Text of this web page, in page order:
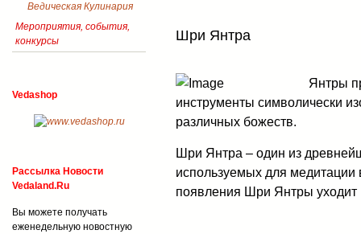
Шри Янтра
Янтры
инструменты символически
различных божеств.
Шри Янтра – один из
используемых для медитации
появления Шри Янтры уходит
Ведическая Кулинария
Мероприятия, события,
конкурсы
Vedashop
Рассылка Новости
Vedaland.Ru
Вы можете получать
еженедельную новостную